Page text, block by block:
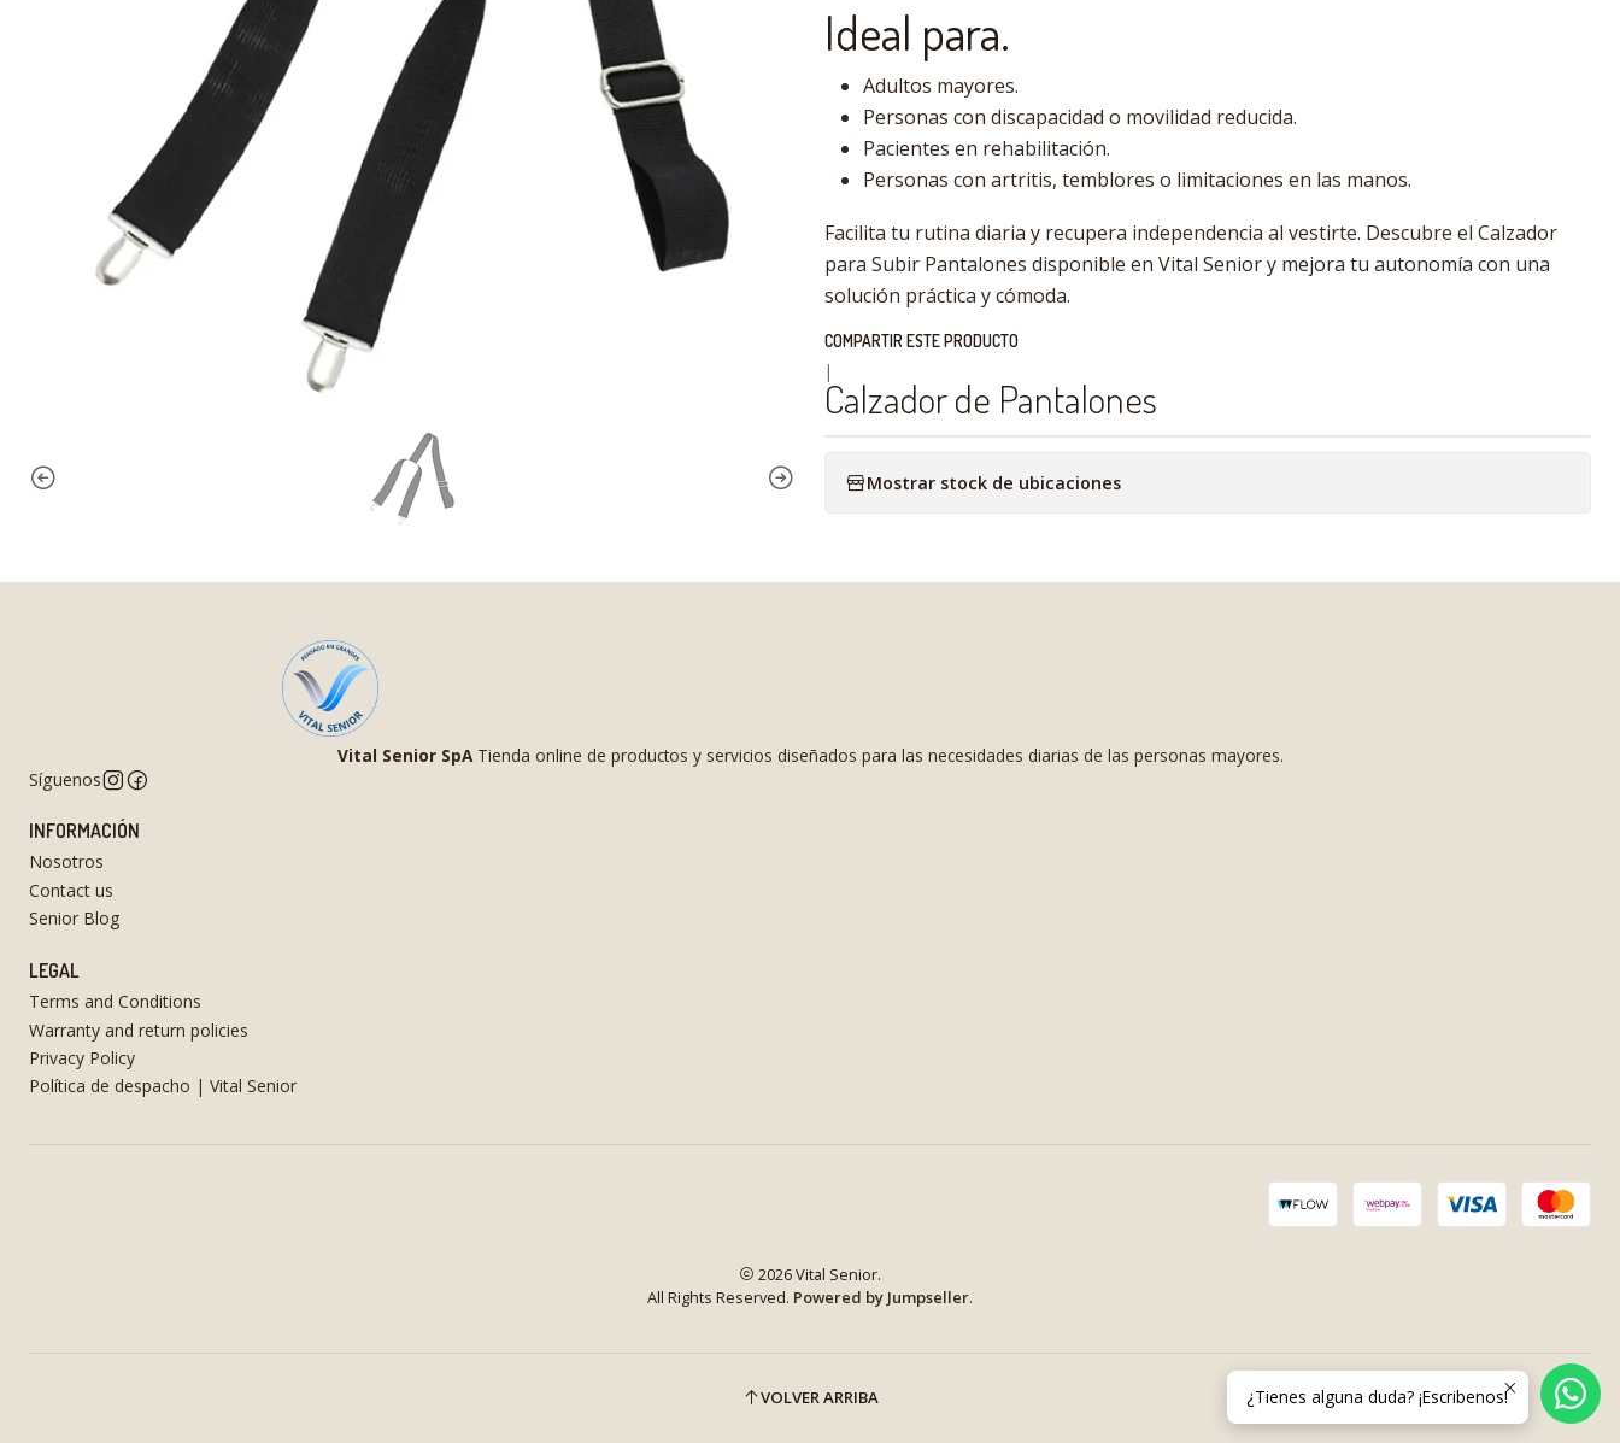
Ideal para.
Adultos mayores.
Personas con discapacidad o movilidad reducida.
Pacientes en rehabilitación.
Personas con artritis, temblores o limitaciones en las manos.
Facilita tu rutina diaria y recupera independencia al vestirte. Descubre el Calzador
para Subir Pantalones disponible en Vital Senior y mejora tu autonomía con una
solución práctica y cómoda.
COMPARTIR ESTE PRODUCTO
|
Calzador de Pantalones
Mostrar stock de ubicaciones
Vital Senior SpATienda online de productos y servicios diseñados para las necesidades diarias de las personas mayores.
Síguenos
INFORMACIÓN
Nosotros
Contact us
Senior Blog
LEGAL
Terms and Conditions
Warranty and return policies
Privacy Policy
Política de despacho | Vital Senior
2026 Vital Senior.
All Rights Reserved. Powered by Jumpseller.
VOLVER ARRIBA ¿Tienes alguna duda? ¡Escribenos!